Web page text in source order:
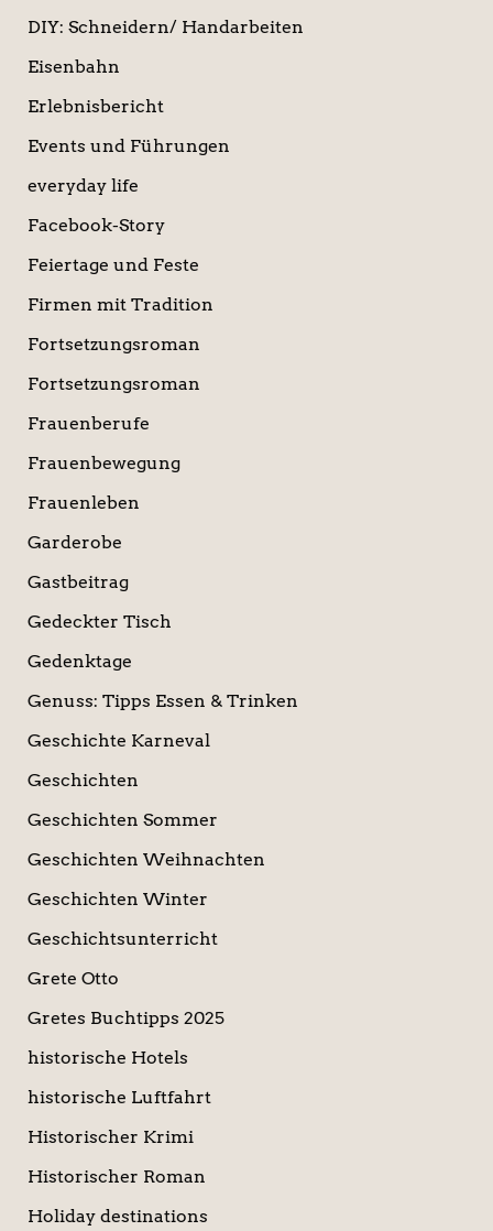
DIY: Schneidern/ Handarbeiten
Eisenbahn
Erlebnisbericht
Events und Führungen
everyday life
Facebook-Story
Feiertage und Feste
Firmen mit Tradition
Fortsetzungsroman
Fortsetzungsroman
Frauenberufe
Frauenbewegung
Frauenleben
Garderobe
Gastbeitrag
Gedeckter Tisch
Gedenktage
Genuss: Tipps Essen & Trinken
Geschichte Karneval
Geschichten
Geschichten Sommer
Geschichten Weihnachten
Geschichten Winter
Geschichtsunterricht
Grete Otto
Gretes Buchtipps 2025
historische Hotels
historische Luftfahrt
Historischer Krimi
Historischer Roman
Holiday destinations